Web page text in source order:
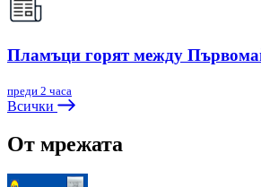
Пламъци горят между
преди 2 часа
Всички
От мрежата